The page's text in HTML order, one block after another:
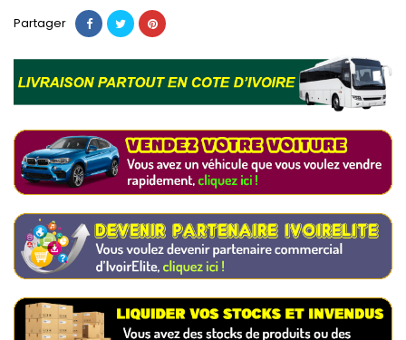
Partager